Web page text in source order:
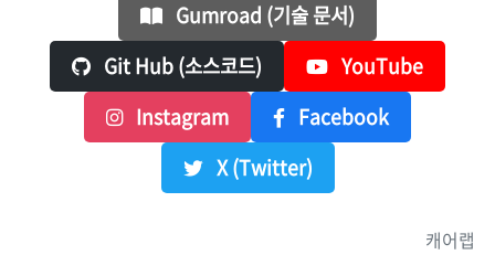
Gumroad (기술 문서)
Git Hub (소스코드)
YouTube
Instagram
Facebook
X (Twitter)
캐어랩